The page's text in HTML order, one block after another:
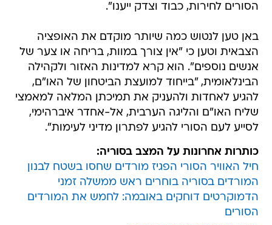
הסורים לחירות, כבוד וצדק ייענו".
באן טען לנטוש כמה שיותר מוקדם את האופציה
הצבאית וטען כי "אין צורך במוות, בריחה או צער של
אנשים נוספים". הוא קרא למדינות האזור ולקהילה
הבינלאומית, "בייחוד למועצת הביטחון של האו"ם,
להגיע לאחדות ולהעניק את תמיכתן המלאה למאמצי
שליח האו"ם והליגה הערבית, אל-אחדר איברהימי,
לסייע לעם הסורי להגיע לפתרון מדיני לעימות".
כותרות אחרונות על המצב בסוריה:
חיל האוויר הסורי הפגיז מורדים שחסו בשטח לבנון
המורדים בסוריה בוחרים ראש ממשלה זמני
הדמוקרטים דוחקים באובמה: לחמש את המורדים
הסורים